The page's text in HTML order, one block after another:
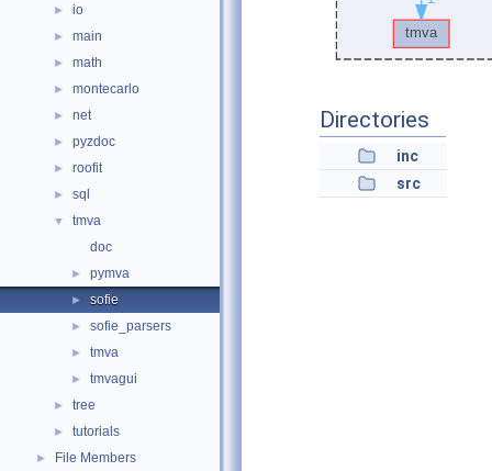
► io
► main
► math
► montecarlo
► net
► pyzdoc
► roofit
► sql
▼
tmva
doc
► pymva
► sofie
► sofie_parsers
► tmva
► tmvagui
► tree
► tutorials
► File Members
Directories
inc
src